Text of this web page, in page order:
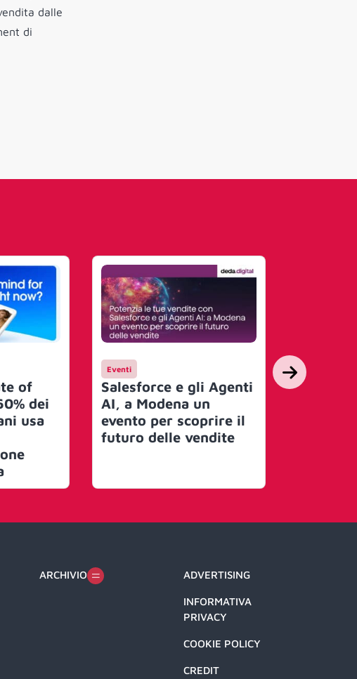
dalle
di
of
dei
usa
Eventi
Salesforce e gli Agenti
AI, a Modena un
evento per scoprire il
futuro delle vendite
Mercato
ARCHIVIO ADVERTISING
INFORMATIVA
PRIVACY
COOKIE POLICY
CREDIT